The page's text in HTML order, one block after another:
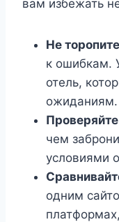
вам избежать
Не
к ошибкам.
отель,
ожиданиям.
чем
условиями
одним